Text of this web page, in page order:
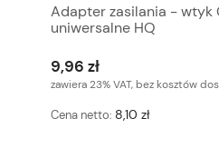
Adapter zasilania - wtyk
uniwersalne HQ
9,96 zł
zawiera 23% VAT, bez kosztów
Cena netto: 8,10 zł